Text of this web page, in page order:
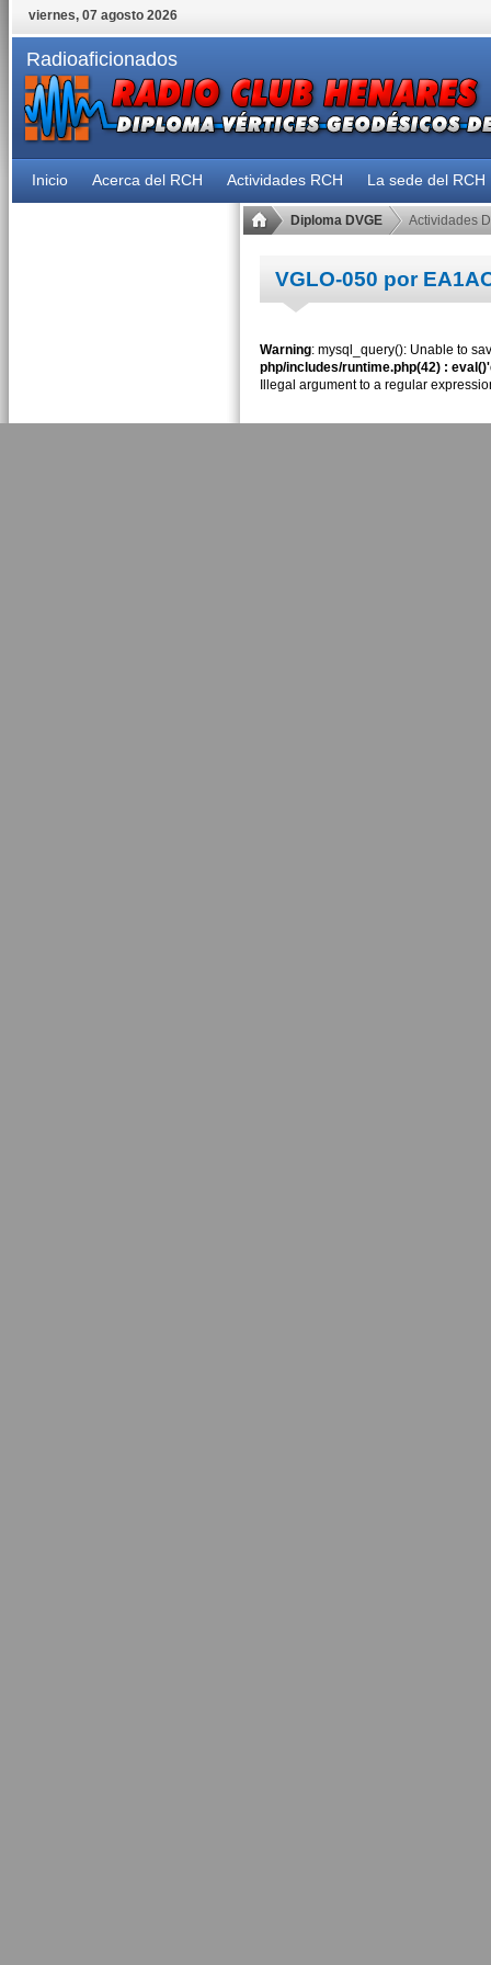
viernes, 07 agosto 2026
Radioaficionados
Inicio Acerca del RCH Actividades RCH La sede del RCH
Diploma DVGE Actividades
VGLO-050 por
Warning: mysql_query(): Unable to
php/includes/runtime.php(42) :
Illegal argument to a regular